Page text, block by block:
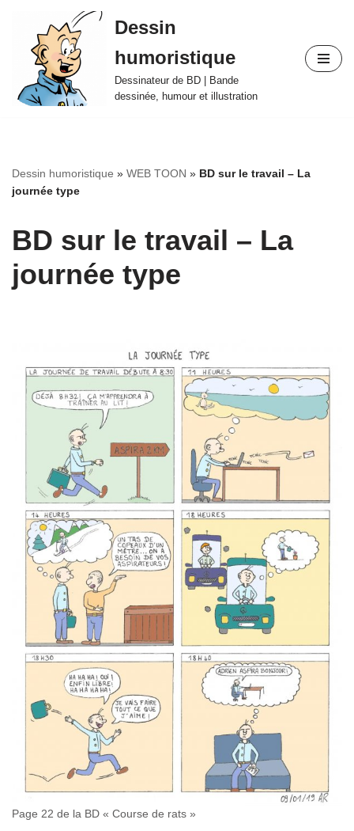
contenu
Dessin
humoristique
Dessinateur de BD | Bande
dessinée, humour et illustration
Dessin humoristique » WEB TOON » BD sur le travail – La
journée type
BD sur le travail – La
journée type
Page 22 de la BD « Course de rats »